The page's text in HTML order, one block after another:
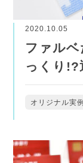
2020.10.05
ファル
っくり!?
オリジナル実